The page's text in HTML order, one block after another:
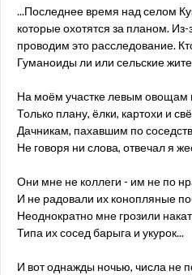
...Последнее время над селом
которые охотятся за планом. Из-
проводим это расследование.
Гуманоиды ли или сельские
На моём участке левым овощам
Только плану, ёлки, картохи и
Дачникам, пахавшим по
Не говоря ни слова, отвечал я
Они мне не коллеги - им не по
И не радовали их конопляные
Неоднократно мне грозили
Типа их сосед барыга и укурок...
И вот однажды ночью, числа не